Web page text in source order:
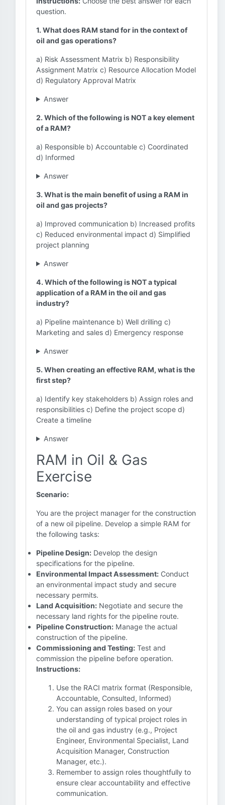
question.
1. What does RAM stand for in the context of
oil and gas operations?
a) Risk Assessment Matrix b) Responsibility
Assignment Matrix c) Resource Allocation Model
d) Regulatory Approval Matrix
Answer
2. Which of the following is NOT a key element
of a RAM?
a) Responsible b) Accountable c) Coordinated
d) Informed
Answer
3. What is the main benefit of using a RAM in
oil and gas projects?
a) Improved communication b) Increased profits
c) Reduced environmental impact d) Simplified
project planning
Answer
4. Which of the following is NOT a typical
application of a RAM in the oil and gas
industry?
a) Pipeline maintenance b) Well drilling c)
Marketing and sales d) Emergency response
Answer
5. When creating an effective RAM, what is the
first step?
a) Identify key stakeholders b) Assign roles and
responsibilities c) Define the project scope d)
Create a timeline
Answer
RAM in Oil & Gas
Exercise
Scenario:
You are the project manager for the construction
of a new oil pipeline. Develop a simple RAM for
the following tasks:
Pipeline Design: Develop the design
specifications for the pipeline.
Environmental Impact Assessment: Conduct
an environmental impact study and secure
necessary permits.
Land Acquisition: Negotiate and secure the
necessary land rights for the pipeline route.
Pipeline Construction: Manage the actual
construction of the pipeline.
Commissioning and Testing: Test and
commission the pipeline before operation.
Instructions:
Use the RACI matrix format (Responsible,
Accountable, Consulted, Informed)
You can assign roles based on your
understanding of typical project roles in
the oil and gas industry (e.g., Project
Engineer, Environmental Specialist, Land
Acquisition Manager, Construction
Manager, etc.).
Remember to assign roles thoughtfully to
ensure clear accountability and effective
communication.